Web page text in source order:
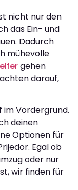
nicht nur den
das Ein- und
Dadurch
mühevolle
gehen
darauf,
im Vordergrund.
deinen
Optionen für
Egal ob
oder nur
wir finden für